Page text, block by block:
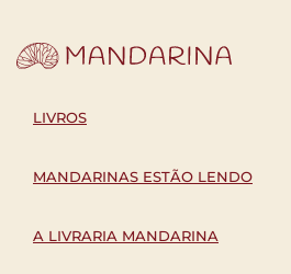
LIVROS
MANDARINAS ESTÃO LENDO
A LIVRARIA MANDARINA